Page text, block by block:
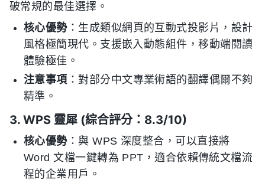
破常規的最佳選擇。
核心優勢：生成類似網頁的互動式投影片，設計
風格極簡現代。支援嵌入動態組件，移動端閱讀
體驗極佳。
注意事項 ：對部分中文專業術語的翻譯偶爾不夠
精準。
3. WPS 靈犀 (綜合評分：8.3/10)
核心優勢：與 WPS 深度整合，可以直接將
Word 文檔一鍵轉為 PPT，適合依賴傳統文檔流
程的企業用戶。